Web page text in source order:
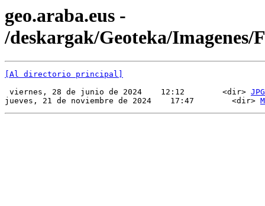
geo.araba.eus -
/deskargak/Geoteka/Imagenes/
[Al directorio principal]
viernes, 28 de junio de 2024    12:12        <dir> JPG
jueves, 21 de noviembre de 2024    17:47        <dir>